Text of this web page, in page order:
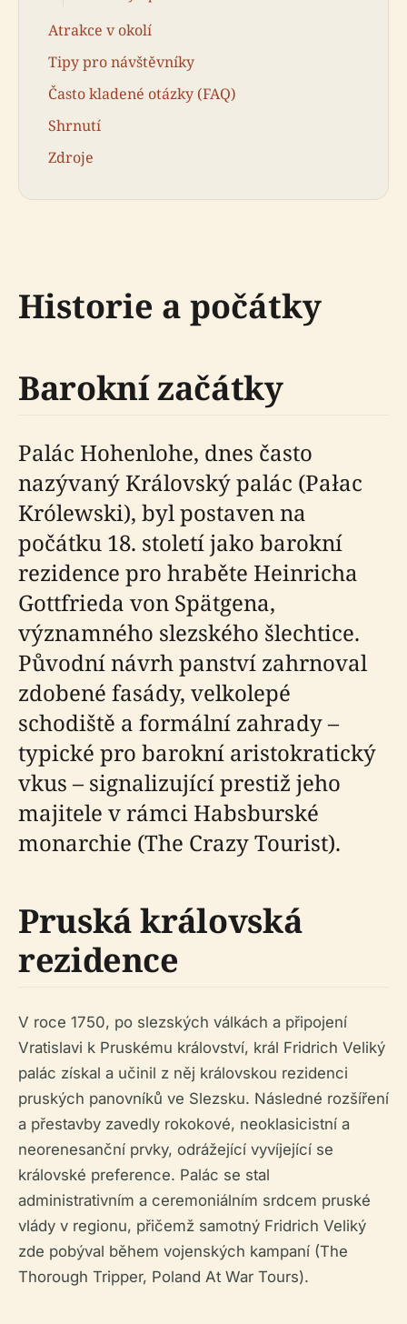
Atrakce v okolí
Tipy pro návštěvníky
Často kladené otázky (FAQ)
Shrnutí
Zdroje
Historie a počátky
Barokní začátky
Palác Hohenlohe, dnes často
nazývaný Královský palác (Pałac
Królewski), byl postaven na
počátku 18. století jako barokní
rezidence pro hraběte Heinricha
Gottfrieda von Spätgena,
významného slezského šlechtice.
Původní návrh panství zahrnoval
zdobené fasády, velkolepé
schodiště a formální zahrady –
typické pro barokní aristokratický
vkus – signalizující prestiž jeho
majitele v rámci Habsburské
monarchie (The Crazy Tourist).
Pruská královská
rezidence
V roce 1750, po slezských válkách a připojení
Vratislavi k Pruskému království, král Fridrich Veliký
palác získal a učinil z něj královskou rezidenci
pruských panovníků ve Slezsku. Následné rozšíření
a přestavby zavedly rokokové, neoklasicistní a
neorenesanční prvky, odrážející vyvíjející se
královské preference. Palác se stal
administrativním a ceremoniálním srdcem pruské
vlády v regionu, přičemž samotný Fridrich Veliký
zde pobýval během vojenských kampaní (The
Thorough Tripper, Poland At War Tours).